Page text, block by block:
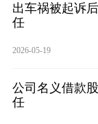
出车祸被起诉
任
2026-05-19
公司名义借款
任